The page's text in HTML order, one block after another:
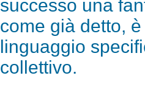
successo una
come già detto,
linguaggio
collettivo.